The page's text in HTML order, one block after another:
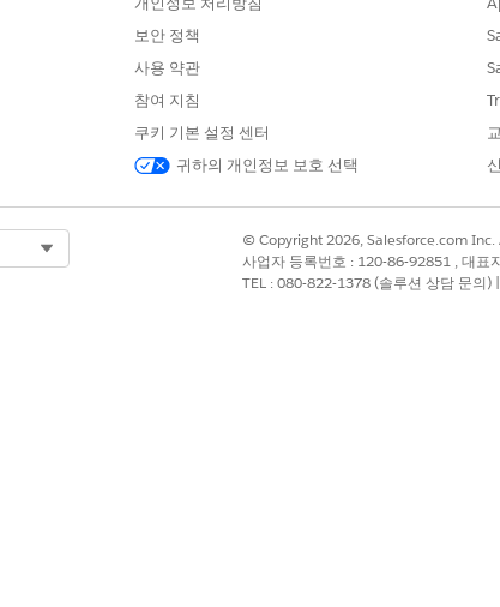
전트 작업에 대한일반 사용자 액세스
유형
보안 정책
사용 약관
참여 지침
쿠키 기본 설정 센터
귀하의 개인정보 보호 선택
© Copyright 2026, Salesforce.com Inc.
사업자 등록번호 : 120-86-92851 , 대표
TEL : 080-822-1378 (솔루션 상담 문의